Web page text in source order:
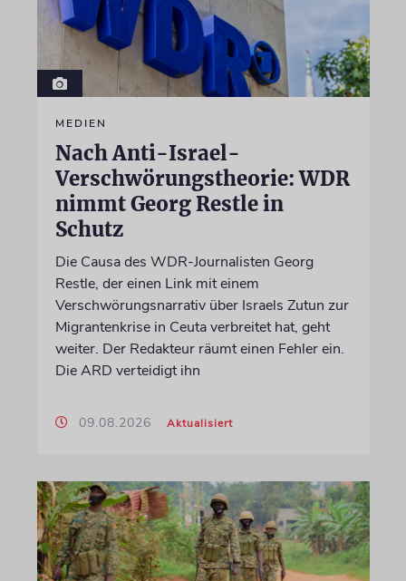
MEDIEN
Nach Anti-Israel-
Verschwörungstheorie: WDR
nimmt Georg Restle in
Schutz
Die Causa des WDR-Journalisten Georg
Restle, der einen Link mit einem
Verschwörungsnarrativ über Israels Zutun zur
Migrantenkrise in Ceuta verbreitet hat, geht
weiter. Der Redakteur räumt einen Fehler ein.
Die ARD verteidigt ihn
09.08.2026 Aktualisiert